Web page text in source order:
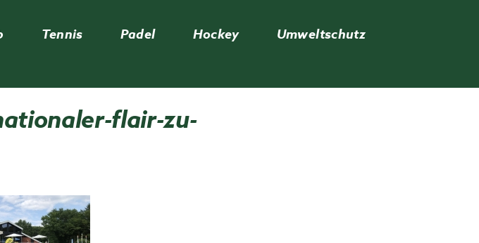
Tennis Padel Hockey Umweltschutz
flair-zu-